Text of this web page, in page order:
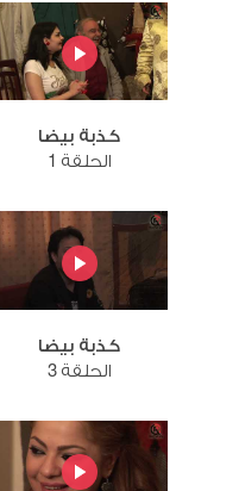
كذبة بيضا
الحلقة 1
كذبة بيضا
الحلقة 3